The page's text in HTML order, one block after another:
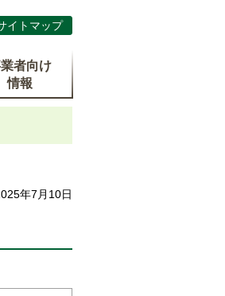
イトマップ
者向け
情報
年7月10日